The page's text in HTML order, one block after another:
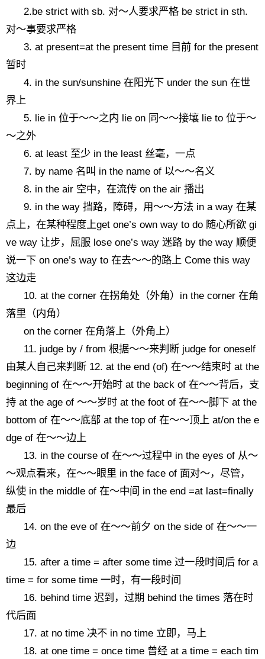
2.be strict with sb. 对～人要求严格 be strict in sth.
对～事要求严格
3. at present=at the present time 目前 for the present
暂时
4. in the sun/sunshine 在阳光下 under the sun 在世
界上
5. lie in 位于～～之内 lie on 同～～接壤 lie to 位于～
～之外
6. at least 至少 in the least 丝毫，一点
7. by name 名叫 in the name of 以～～名义
8. in the air 空中，在流传 on the air 播出
9. in the way 挡路，障碍，用～～方法 in a way 在某
点上，在某种程度上get one’s own way to do 随心所欲 gi
ve way 让步，屈服 lose one’s way 迷路 by the way 顺便
说一下 on one’s way to 在去～～的路上 Come this way
这边走
10. at the corner 在拐角处（外角）in the corner 在角
落里（内角）
on the corner 在角落上（外角上）
11. judge by / from 根据～～来判断 judge for oneself
由某人自己来判断 12. at the end (of) 在～～结束时 at the
beginning of 在～～开始时 at the back of 在～～背后，支
持 at the age of ～～岁时 at the foot of 在～～脚下 at the
bottom of 在～～底部 at the top of 在～～顶上 at/on the e
dge of 在～～边上
13. in the course of 在～～过程中 in the eyes of 从～
～观点看来，在～～眼里 in the face of 面对～，尽管，
纵使 in the middle of 在～中间 in the end =at last=finally
最后
14. on the eve of 在～～前夕 on the side of 在～～一
边
15. after a time = after some time 过一段时间后 for a
time = for some time 一时，有一段时间
16. behind time 迟到，过期 behind the times 落在时
代后面
17. at no time 决不 in no time 立即，马上
18. at one time = once time 曾经 at a time = each tim